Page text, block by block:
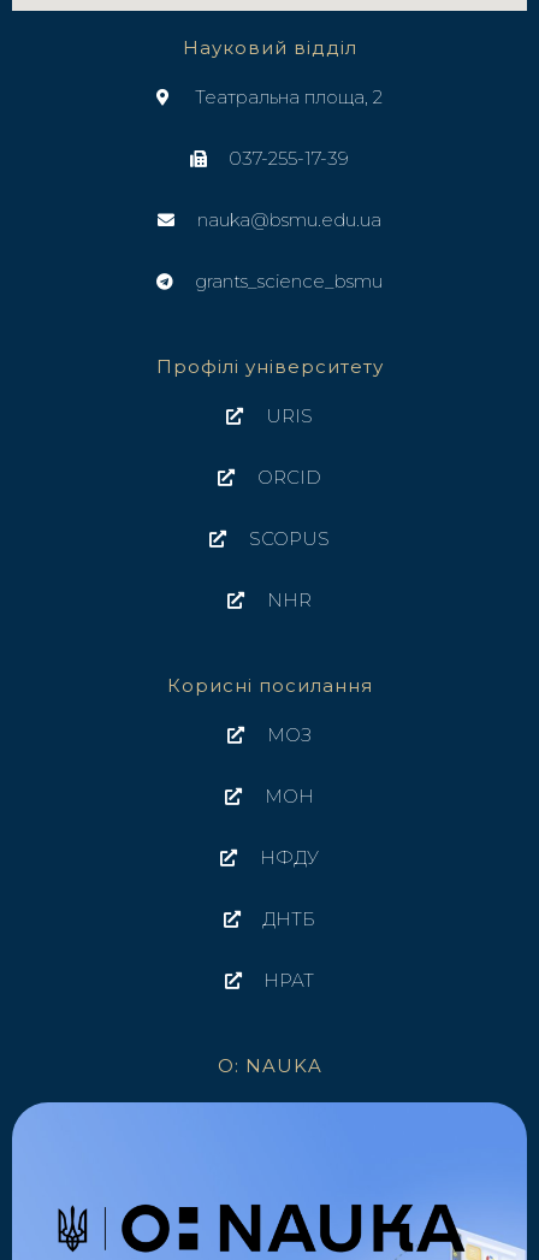
Науковий відділ
Театральна площа, 2
037-255-17-39
nauka@bsmu.edu.ua
grants_science_bsmu
Профілі університету
URIS
ORCID
SCOPUS
NHR
Корисні посилання
МОЗ
МОН
НФДУ
ДНТБ
НРАТ
O: NAUKA